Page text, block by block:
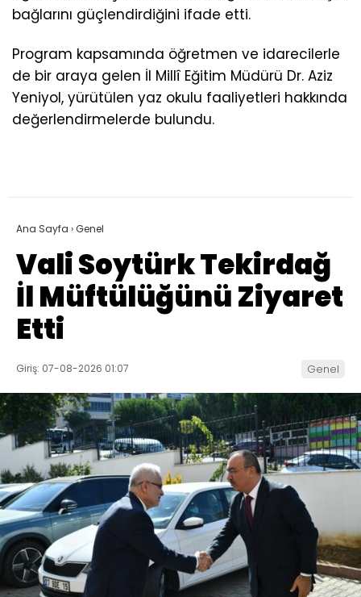
bağlarını güçlendirdiğini ifade etti.
Program kapsamında öğretmen ve idarecilerle
de bir araya gelen İl Millî Eğitim Müdürü Dr. Aziz
Yeniyol, yürütülen yaz okulu faaliyetleri hakkında
değerlendirmelerde bulundu.
Ana Sayfa ›Genel
Vali Soytürk Tekirdağ
İl Müftülüğünü Ziyaret
Etti
Giriş: 07-08-2026 01:07 Genel